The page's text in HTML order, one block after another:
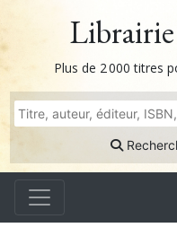
Plus de 2 000 titres